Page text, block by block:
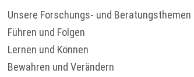
Unsere Forschungs- und Beratungsthemen
Führen und Folgen
Lernen und Können
Bewahren und Verändern